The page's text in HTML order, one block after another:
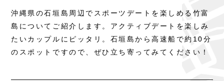
沖縄県の石垣島周辺でスポーツデートを楽しめる竹富
島についてご紹介します。アクティブデートを楽しみ
たいカップルにピッタリ。石垣島から高速船で約10分
のスポットですので、ぜひ立ち寄ってみてください！